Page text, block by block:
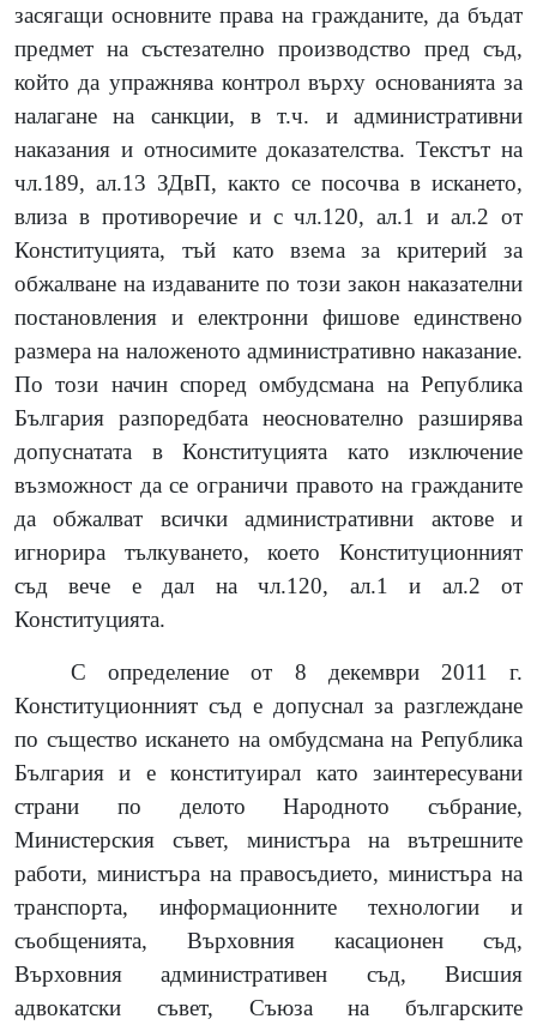
засягащи основните права на гражданите, да бъдат
предмет на състезателно производство пред съд,
който да упражнява контрол върху основанията за
налагане на санкции, в т.ч. и административни
наказания и относимите доказателства. Текстът на
чл.189, ал.13 ЗДвП, както се посочва в искането,
влиза в противоречие и с чл.120, ал.1 и ал.2 от
Конституцията, тъй като взема за критерий за
обжалване на издаваните по този закон наказателни
постановления и електронни фишове единствено
размера на наложеното административно наказание.
По този начин според омбудсмана на Република
България разпоредбата неоснователно разширява
допуснатата в Конституцията като изключение
възможност да се ограничи правото на гражданите
да обжалват всички административни актове
и
игнорира тълкуването, което Конституционният
съд вече е дал на чл.120, ал.1 и ал.2 от
Конституцията.
С определение от 8 декември 2011 г.
Конституционният съд е допуснал за разглеждане
по същество искането на омбудсмана на Република
България и е конституирал като заинтересувани
страни по делото Народното събрание,
Министерския съвет, министъра на вътрешните
работи, министъра на правосъдието, министъра на
транспорта, информационните технологии и
съобщенията, Върховния касационен съд,
Върховния административен съд, Висшия
адвокатски съвет, Съюза на българските